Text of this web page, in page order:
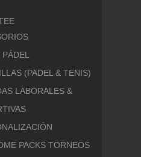
(PADEL & TENIS)
LABORALES &
PACKS TORNEOS